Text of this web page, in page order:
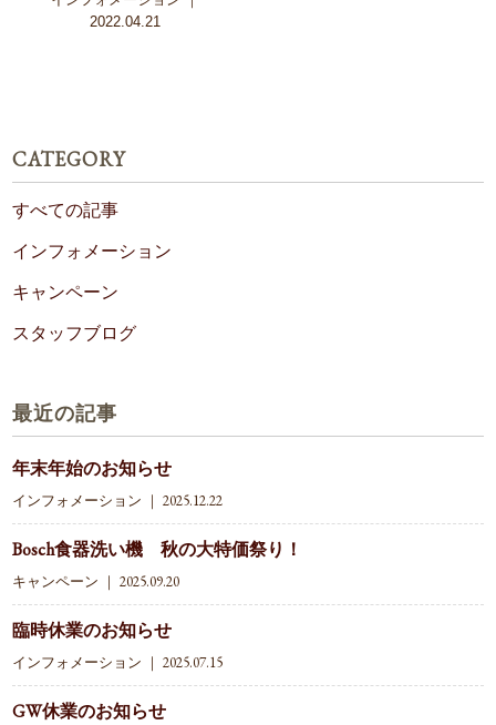
2022.04.21
CATEGORY
すべての記事
インフォメーション
キャンペーン
スタッフブログ
最近の記事
年末年始のお知らせ
インフォメーション ｜ 2025.12.22
Bosch食器洗い機 秋の大特価祭り！
キャンペーン ｜ 2025.09.20
臨時休業のお知らせ
インフォメーション ｜ 2025.07.15
GW休業のお知らせ